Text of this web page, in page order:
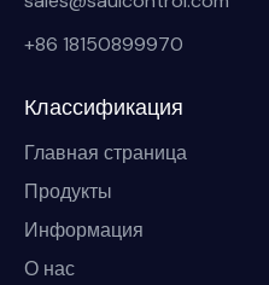
+86 18150899970
Классификация
Главная страница
Продукты
Информация
О нас